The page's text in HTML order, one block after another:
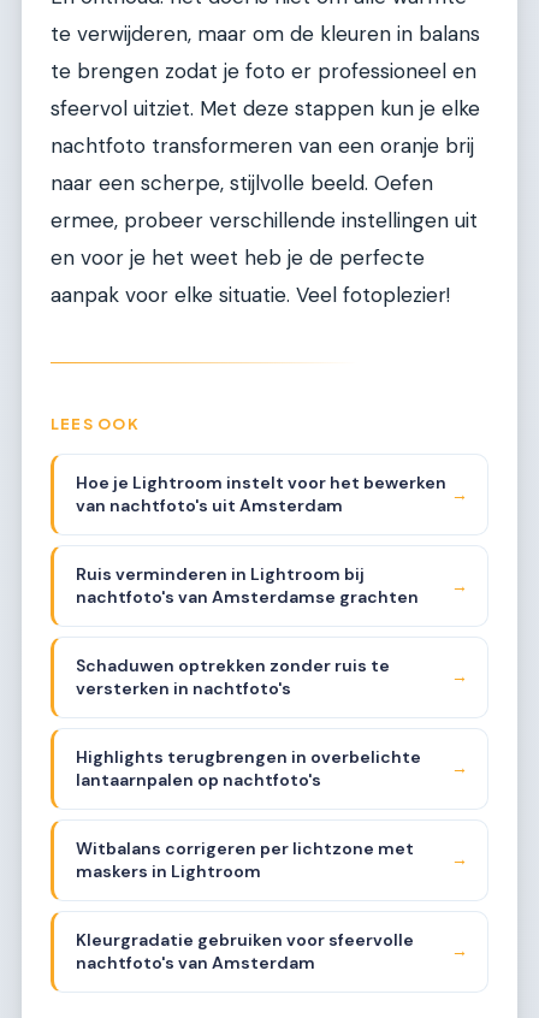
te verwijderen, maar om de kleuren in balans
te brengen zodat je foto er professioneel en
sfeervol uitziet. Met deze stappen kun je elke
nachtfoto transformeren van een oranje brij
naar een scherpe, stijlvolle beeld. Oefen
ermee, probeer verschillende instellingen uit
en voor je het weet heb je de perfecte
aanpak voor elke situatie. Veel fotoplezier!
LEES OOK
Hoe je Lightroom instelt voor het bewerken
van nachtfoto's uit Amsterdam
→
Ruis verminderen in Lightroom bij
nachtfoto's van Amsterdamse grachten
→
Schaduwen optrekken zonder ruis te
versterken in nachtfoto's
→
Highlights terugbrengen in overbelichte
lantaarnpalen op nachtfoto's
→
Witbalans corrigeren per lichtzone met
maskers in Lightroom
→
Kleurgradatie gebruiken voor sfeervolle
nachtfoto's van Amsterdam
→